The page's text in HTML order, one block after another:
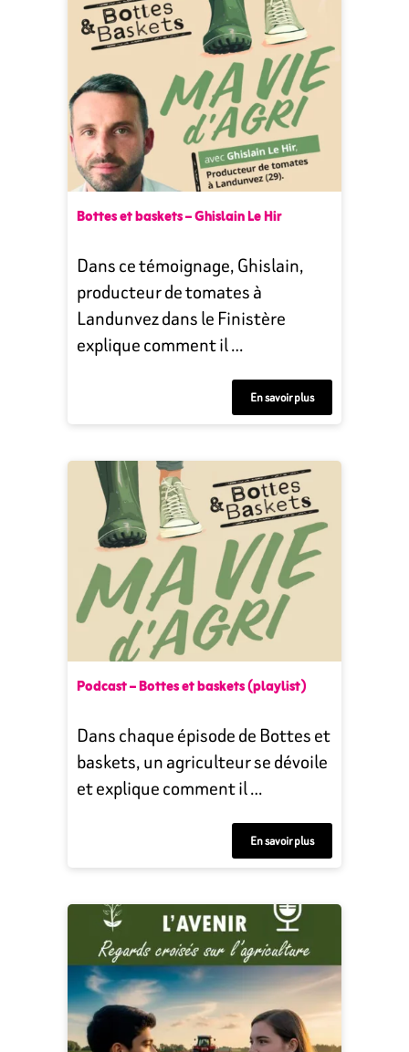
Bottes et baskets – Ghislain Le Hir
Dans ce témoignage, Ghislain,
producteur de tomates à
Landunvez dans le Finistère
explique comment il …
En savoir plus
Podcast – Bottes et baskets (playlist)
Dans chaque épisode de Bottes et
baskets, un agriculteur se dévoile
et explique comment il …
En savoir plus